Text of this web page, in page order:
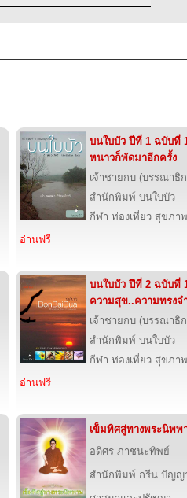
บนใบบัว ปีที่ 1 ฉบับที่
หนาวก็พัดมาอีกครั้ง
เจ้าชายกบ (บรรณาธิ
สำนักพิมพ์ บนใบบัว
กีฬา ท่องเที่ยว สุขภา
อ่านฟรี
บนใบบัว ปีที่ 2 ฉบับที่
ความสุข..ความทรงจ
เจ้าชายกบ (บรรณาธิ
สำนักพิมพ์ บนใบบัว
กีฬา ท่องเที่ยว สุขภา
อ่านฟรี
เข็มทิศสู่ทางพระนิพพ
อดิศร ภาชนะทิพย์
สำนักพิมพ์ กรีน ปัญ